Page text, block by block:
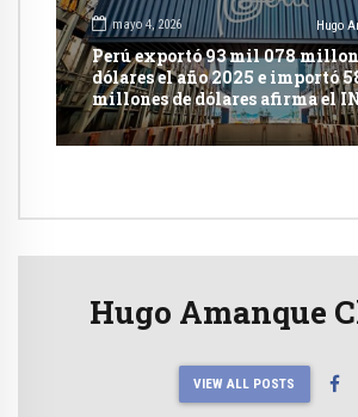
mayo 4, 2026 Hugo
Perú exportó 93 mil 078
dólares el año 2025 e importó
millones de dólares afirma el
Hugo Amanque
VIEW ALL POSTS